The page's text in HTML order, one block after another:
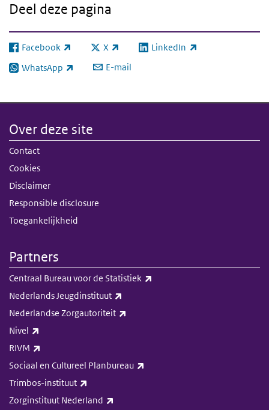
Deel deze pagina
Facebook
(externe link) X
(externe link) LinkedIn
(externe link)
WhatsApp
(externe link) E-mail
Over deze site
Contact
Cookies
Disclaimer
Responsible disclosure
Toegankelijkheid
Partners
Centraal Bureau voor de Statistiek
Nederlands Jeugdinstituut
Nederlandse Zorgautoriteit
Nivel
RIVM
Sociaal en Cultureel Planbureau
Trimbos-instituut
Zorginstituut Nederland